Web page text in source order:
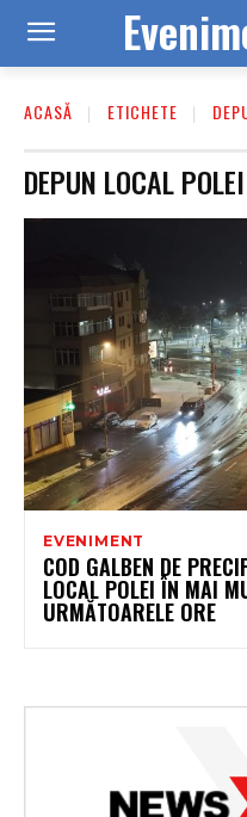
ACASĂ ETICHETE
DEPUN LOCAL POLEI
EVENIMENT
COD GALBEN DE
LOCAL POLEI ÎN MAI
URMĂTOARELE ORE